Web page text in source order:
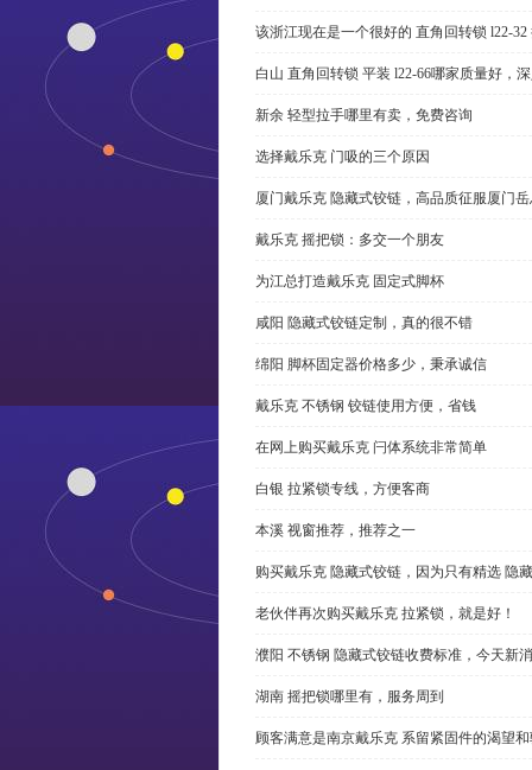
该浙江现在是一个很好的 直角回转锁 l22-
白山 直角回转锁 平装 l22-66哪家质量好，
新余 轻型拉手哪里有卖，免费咨询
选择戴乐克 门吸的三个原因
厦门戴乐克 隐藏式铰链，高品质征服厦门
戴乐克 摇把锁：多交一个朋友
为江总打造戴乐克 固定式脚杯
咸阳 隐藏式铰链定制，真的很不错
绵阳 脚杯固定器价格多少，秉承诚信
戴乐克 不锈钢 铰链使用方便，省钱
在网上购买戴乐克 闩体系统非常简单
白银 拉紧锁专线，方便客商
本溪 视窗推荐，推荐之一
购买戴乐克 隐藏式铰链，因为只有精选 隐
老伙伴再次购买戴乐克 拉紧锁，就是好！
濮阳 不锈钢 隐藏式铰链收费标准，今天新
湖南 摇把锁哪里有，服务周到
顾客满意是南京戴乐克 系留紧固件的渴望